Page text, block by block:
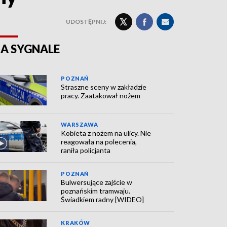
UDOSTĘPNIJ:
SYGNALE
POZNAŃ
Straszne sceny w zakładzie
pracy. Zaatakował nożem
WARSZAWA
Kobieta z nożem na ulicy. Nie
reagowała na polecenia,
raniła policjanta
POZNAŃ
Bulwersujące zajście w
poznańskim tramwaju.
Świadkiem radny [WIDEO]
KRAKÓW